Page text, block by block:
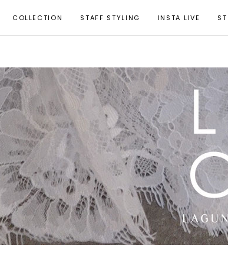
COLLECTION STAFF STYLING INSTA LIVE